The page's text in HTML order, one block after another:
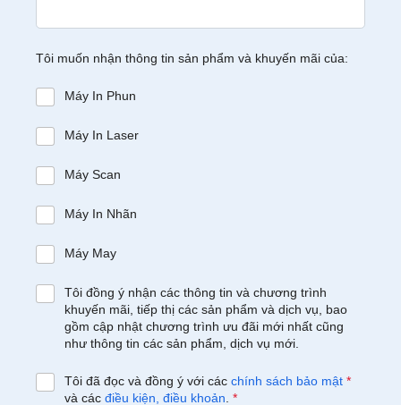
Tôi muốn nhận thông tin sản phẩm và khuyến mãi của:
Máy In Phun
Máy In Laser
Máy Scan
Máy In Nhãn
Máy May
Tôi đồng ý nhận các thông tin và chương trình
khuyến mãi, tiếp thị các sản phẩm và dịch vụ, bao
gồm cập nhật chương trình ưu đãi mới nhất cũng
như thông tin các sản phẩm, dịch vụ mới.
Tôi đã đọc và đồng ý với các chính sách bảo mật *
và các điều kiện, điều khoản *